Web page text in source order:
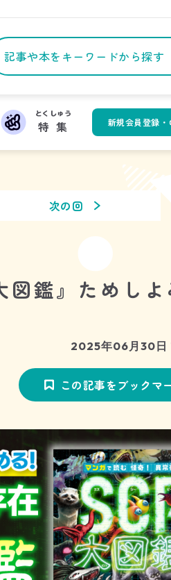
特集
とくしゅう
新規会員登録・
次の回
図鑑』ためしよ
2025年06月30日
この記事をブックマ